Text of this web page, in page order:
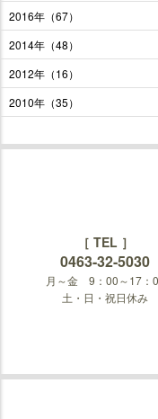
2016年（67）
2014年（48）
2012年（16）
2010年（35）
［ TEL ］
0463-32-5030
月～金 9：00～17：
土・日・祝日休み